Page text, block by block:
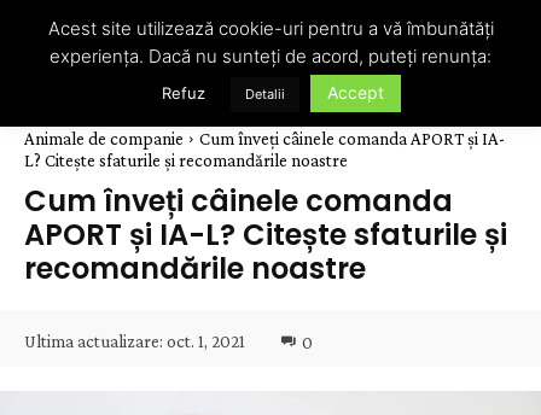
Animale de companie
Cum înveți câinele comanda APORT și IA-
L? Citește sfaturile și recomandările noastre
Cum înveți câinele comanda
APORT și IA-L? Citește sfaturile și
recomandările noastre
Ultima actualizare: oct. 1, 2021 0
Acest site utilizează cookie-uri pentru a vă îmbunătăți
experiența. Dacă nu sunteți de acord, puteți renunța:
Refuz Detalii Accept